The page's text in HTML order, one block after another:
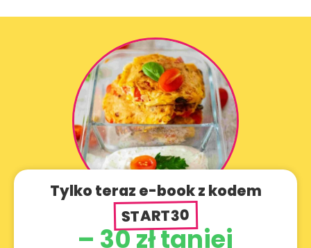
Tylko teraz e-book z kodem
START30
– 30 zł taniej